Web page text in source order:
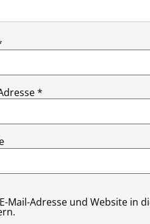
*
Mail-Adresse und Website in